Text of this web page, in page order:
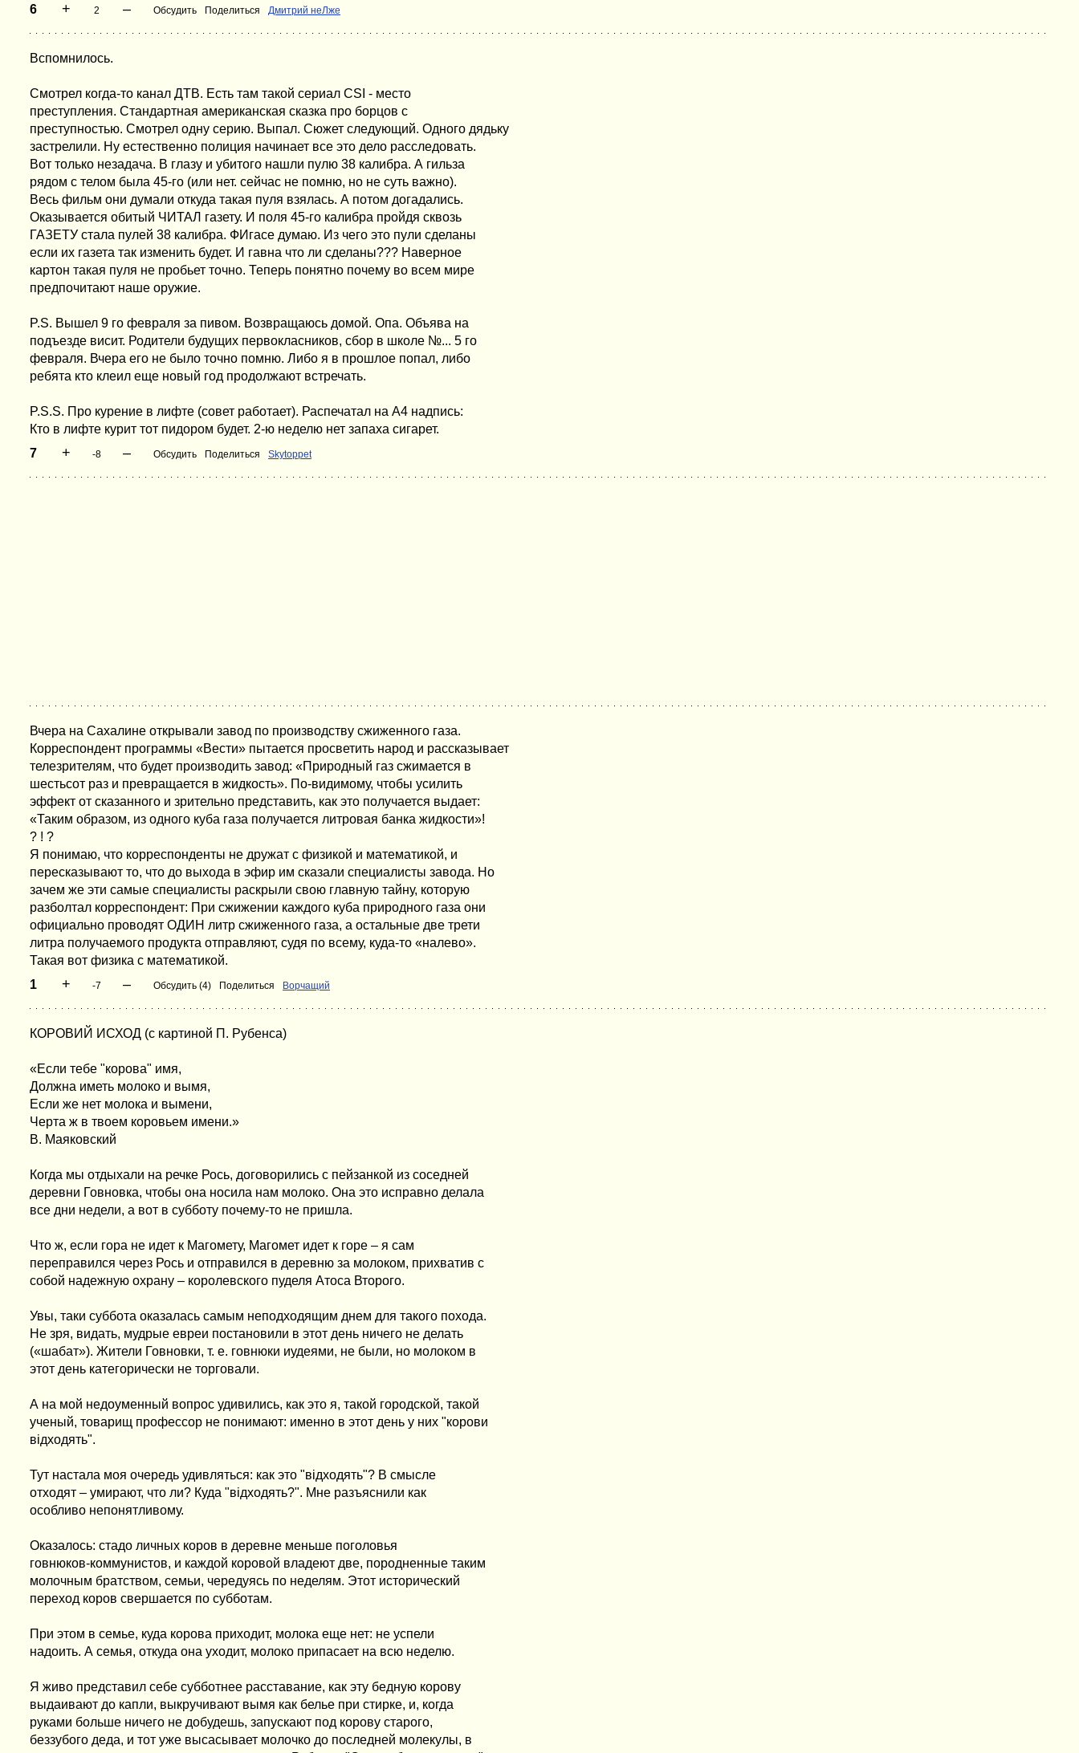
6
+ 2 – Обсудить Поделиться Дмитрий неЛже
Вспомнилось.
Смотрел когда-то канал ДТВ. Есть там такой сериал CSI - место
преступления. Стандартная американская сказка про борцов с
преступностью. Смотрел одну серию. Выпал. Сюжет следующий. Одного дядьку
застрелили. Ну естественно полиция начинает все это дело расследовать.
Вот только незадача. В глазу и убитого нашли пулю 38 калибра. А гильза
рядом с телом была 45-го (или нет. сейчас не помню, но не суть важно).
Весь фильм они думали откуда такая пуля взялась. А потом догадались.
Оказывается обитый ЧИТАЛ газету. И поля 45-го калибра пройдя сквозь
ГАЗЕТУ стала пулей 38 калибра. ФИгасе думаю. Из чего это пули сделаны
если их газета так изменить будет. И гавна что ли сделаны??? Наверное
картон такая пуля не пробьет точно. Теперь понятно почему во всем мире
предпочитают наше оружие.
P.S. Вышел 9 го февраля за пивом. Возвращаюсь домой. Опа. Объява на
подъезде висит. Родители будущих первокласников, сбор в школе №... 5 го
февраля. Вчера его не было точно помню. Либо я в прошлое попал, либо
ребята кто клеил еще новый год продолжают встречать.
P.S.S. Про курение в лифте (совет работает). Распечатал на А4 надпись:
Кто в лифте курит тот пидором будет. 2-ю неделю нет запаха сигарет.
7
+ -8 – Обсудить Поделиться Skytoppet
Вчера на Сахалине открывали завод по производству сжиженного газа.
Корреспондент программы «Вести» пытается просветить народ и рассказывает
телезрителям, что будет производить завод: «Природный газ сжимается в
шестьсот раз и превращается в жидкость». По-видимому, чтобы усилить
эффект от сказанного и зрительно представить, как это получается выдает:
«Таким образом, из одного куба газа получается литровая банка жидкости»!
? ! ?
Я понимаю, что корреспонденты не дружат с физикой и математикой, и
пересказывают то, что до выхода в эфир им сказали специалисты завода. Но
зачем же эти самые специалисты раскрыли свою главную тайну, которую
разболтал корреспондент: При сжижении каждого куба природного газа они
официально проводят ОДИН литр сжиженного газа, а остальные две трети
литра получаемого продукта отправляют, судя по всему, куда-то «налево».
Такая вот физика с математикой.
1
+ -7 – Обсудить (4) Поделиться Ворчащий
КОРОВИЙ ИСХОД (с картиной П. Рубенса)
«Если тебе "корова" имя,
Должна иметь молоко и вымя,
Если же нет молока и вымени,
Черта ж в твоем коровьем имени.»
В. Маяковский
Когда мы отдыхали на речке Рось, договорились с пейзанкой из соседней
деревни Говновка, чтобы она носила нам молоко. Она это исправно делала
все дни недели, а вот в субботу почему-то не пришла.
Что ж, если гора не идет к Магомету, Магомет идет к горе – я сам
переправился через Рось и отправился в деревню за молоком, прихватив с
собой надежную охрану – королевского пуделя Атоса Второго.
Увы, таки суббота оказалась самым неподходящим днем для такого похода.
Не зря, видать, мудрые евреи постановили в этот день ничего не делать
(«шабат»). Жители Говновки, т. е. говнюки иудеями, не были, но молоком в
этот день категорически не торговали.
А на мой недоуменный вопрос удивились, как это я, такой городской, такой
ученый, товарищ профессор не понимают: именно в этот день у них "корови
вiдходять".
Тут настала моя очередь удивляться: как это "вiдходять"? В смысле
отходят – умирают, что ли? Куда "вiдходять?". Мне разъяснили как
особливо непонятливому.
Оказалось: стадо личных коров в деревне меньше поголовья
говнюков-коммунистов, и каждой коровой владеют две, породненные таким
молочным братством, семьи, чередуясь по неделям. Этот исторический
переход коров свершается по субботам.
При этом в семье, куда корова приходит, молока еще нет: не успели
надоить. А семья, откуда она уходит, молоко припасает на всю неделю.
Я живо представил себе субботнее расставание, как эту бедную корову
выдаивают до капли, выкручивают вымя как белье при стирке, и, когда
руками больше ничего не добудешь, запускают под корову старого,
беззубого деда, и тот уже высасывает молочко до последней молекулы, в